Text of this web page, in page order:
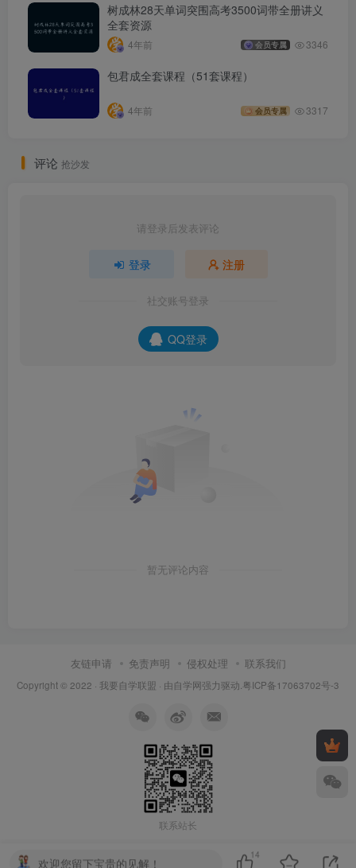
树成林28天单词突围高考3500词带全册讲义
全套资源
4年前 会员专属 3346
包君成全套课程（51套课程）
4年前 会员专属 3317
评论 抢沙发
请登录后发表评论
登录 注册
社交账号登录
QQ登录
暂无评论内容
友链申请 免责声明 侵权处理 联系我们
Copyright © 2022 · 我要自学联盟 · 由自学网强力驱动. 粤ICP备17063702号-3
联系站长
欢迎您留下宝贵的见解！
14